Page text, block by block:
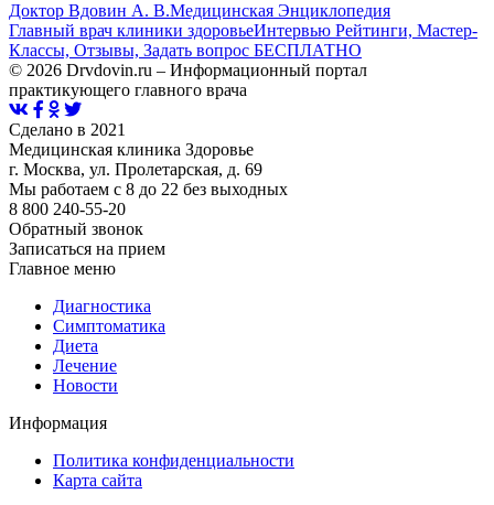
Доктор Вдовин А. В.Медицинская Энциклопедия
Главный врач клиники здоровьеИнтервью Рейтинги, Мастер-
Классы, Отзывы, Задать вопрос БЕСПЛАТНО
© 2026 Drvdovin.ru – Информационный портал
практикующего главного врача
Сделано в 2021
Медицинская клиника Здоровье
г. Москва, ул. Пролетарская, д. 69
Мы работаем с 8 до 22 без выходных
8 800 240-55-20
Обратный звонок
Записаться на прием
Главное меню
Диагностика
Cимптоматика
Диета
Лечение
Новости
Информация
Политика конфиденциальности
Карта сайта